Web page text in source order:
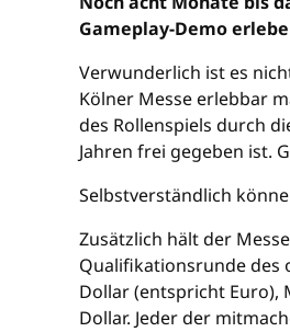
Gameplay-Demo
Verwunderlich ist es
Kölner Messe erlebbar
des Rollenspiels durch
Jahren frei gegeben ist.
Selbstverständlich
Zusätzlich hält der
Qualifikationsrunde des
Dollar (entspricht Euro),
Dollar. Jeder der